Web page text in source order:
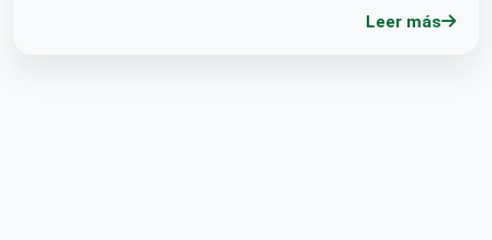
Leer más